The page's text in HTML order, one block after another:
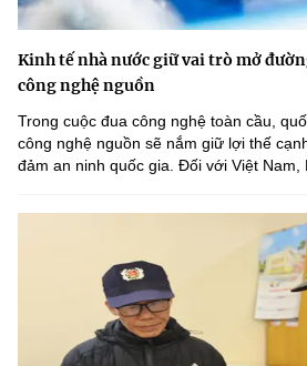
Kinh tế nhà nước giữ vai trò mở
công nghệ nguồn
Trong cuộc đua công nghệ toàn cầu,
công nghệ nguồn sẽ nắm giữ lợi thế
đảm an ninh quốc gia. Đối với Việt Nam,